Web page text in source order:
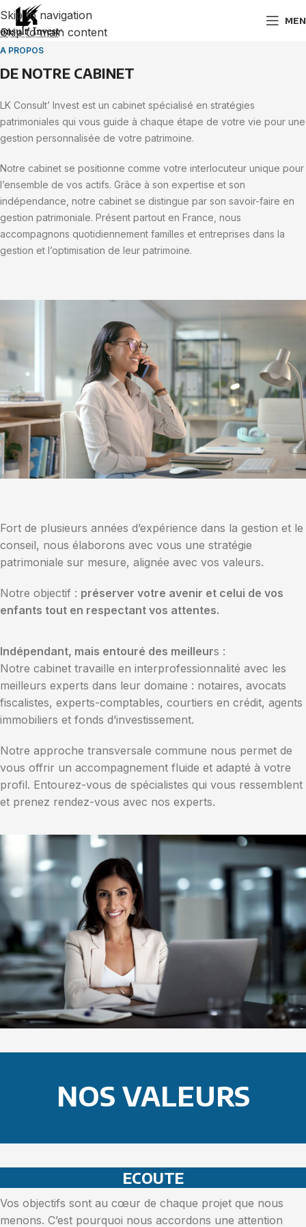
Skip to navigation
Skip to main content
A PROPOS
DE NOTRE CABINET
LK Consult’ Invest est un cabinet spécialisé en stratégies
patrimoniales qui vous guide à chaque étape de votre vie pour une
gestion personnalisée de votre patrimoine.
Notre cabinet se positionne comme votre interlocuteur unique pour
l’ensemble de vos actifs. Grâce à son expertise et son
indépendance, notre cabinet se distingue par son savoir-faire en
gestion patrimoniale. Présent partout en France, nous
accompagnons quotidiennement familles et entreprises dans la
gestion et l’optimisation de leur patrimoine.
Fort de plusieurs années d’expérience dans la gestion et le
conseil, nous élaborons avec vous une stratégie
patrimoniale sur mesure, alignée avec vos valeurs.
Notre objectif : préserver votre avenir et celui de vos
enfants tout en respectant vos attentes.
Indépendant, mais entouré des meilleurs :
Notre cabinet travaille en interprofessionnalité avec les
meilleurs experts dans leur domaine : notaires, avocats
fiscalistes, experts-comptables, courtiers en crédit, agents
immobiliers et fonds d’investissement.
Notre approche transversale commune nous permet de
vous offrir un accompagnement fluide et adapté à votre
profil. Entourez-vous de spécialistes qui vous ressemblent
et prenez rendez-vous avec nos experts.
NOS VALEURS
ECOUTE
Vos objectifs sont au cœur de chaque projet que nous
menons. C’est pourquoi nous accordons une attention